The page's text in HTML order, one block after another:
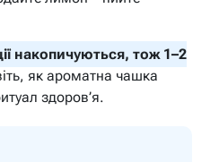
накопичуються, тож 1–2
як ароматна чашка
здоров’я.